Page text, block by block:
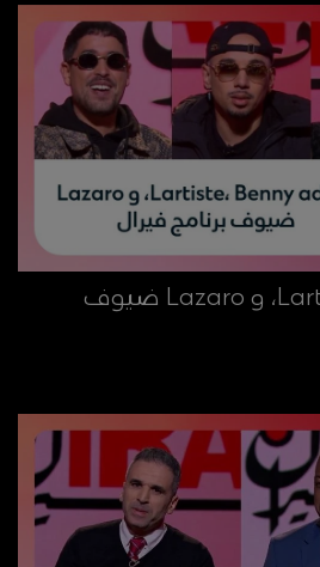
Lartiste، Benny adam، و Lazaro ضيوف